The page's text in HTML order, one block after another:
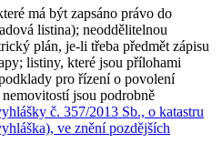
má být zapsáno právo do
listina); neoddělitelnou
plán, je-li třeba předmět zápisu
listiny, které jsou přílohami
pro řízení o povolení
jsou podrobně
č. 357/2013 Sb., o katastru
ve znění pozdějších